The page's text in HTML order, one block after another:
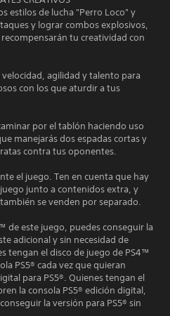
estilos de lucha "Perro Loco" y
y lograr combos explosivos,
tu creatividad con
agilidad y talento para
con los que aturdir a tus
por el tablón haciendo uso
manejarás dos espadas cortas y
contra tus oponentes.
el juego. Ten en cuenta que hay
junto a contenidos extra, y
se venden por separado.
de este juego, puedes conseguir la
adicional y sin necesidad de
tengan el disco de juego de PS4™
PS5® cada vez que quieran
para PS5®. Quienes tengan el
la consola PS5® edición digital,
la versión para PS5® sin